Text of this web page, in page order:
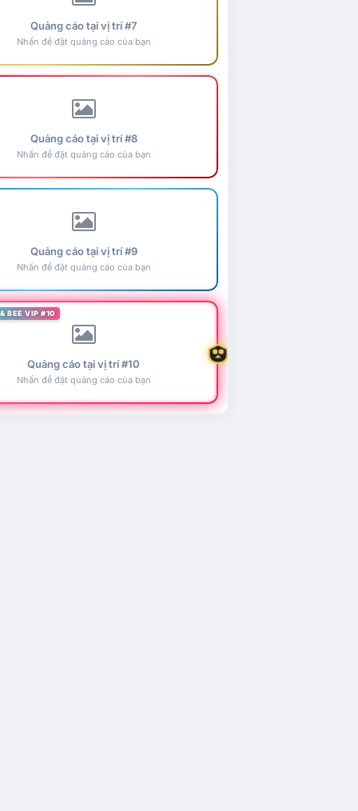
Quảng cáo tại vị trí #7
Nhấn để đặt quảng cáo của bạn
Quảng cáo tại vị trí #8
Nhấn để đặt quảng cáo của bạn
Quảng cáo tại vị trí #9
Nhấn để đặt quảng cáo của bạn
BEE VIP #10
Quảng cáo tại vị trí #10
Nhấn để đặt quảng cáo của bạn